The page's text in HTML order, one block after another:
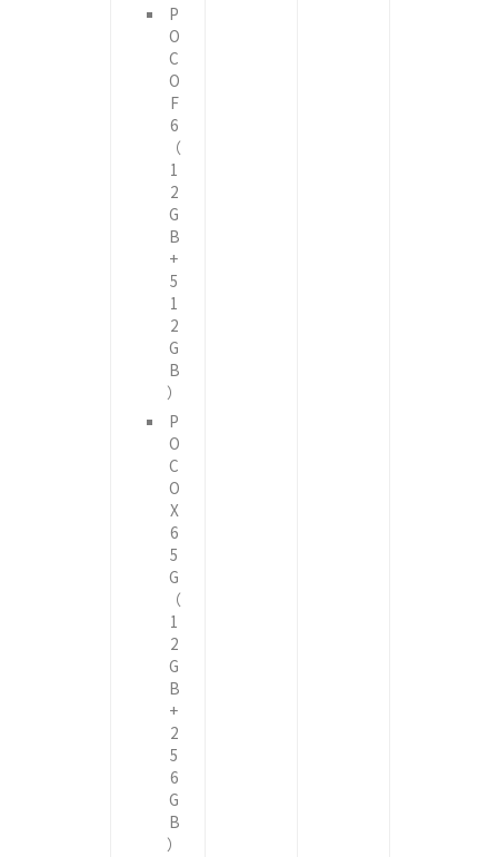
P
O
C
O
F
6
（
1
2
G
B
+
5
1
2
G
B
）
P
O
C
O
X
6
5
G
（
1
2
G
B
+
2
5
6
G
B
）